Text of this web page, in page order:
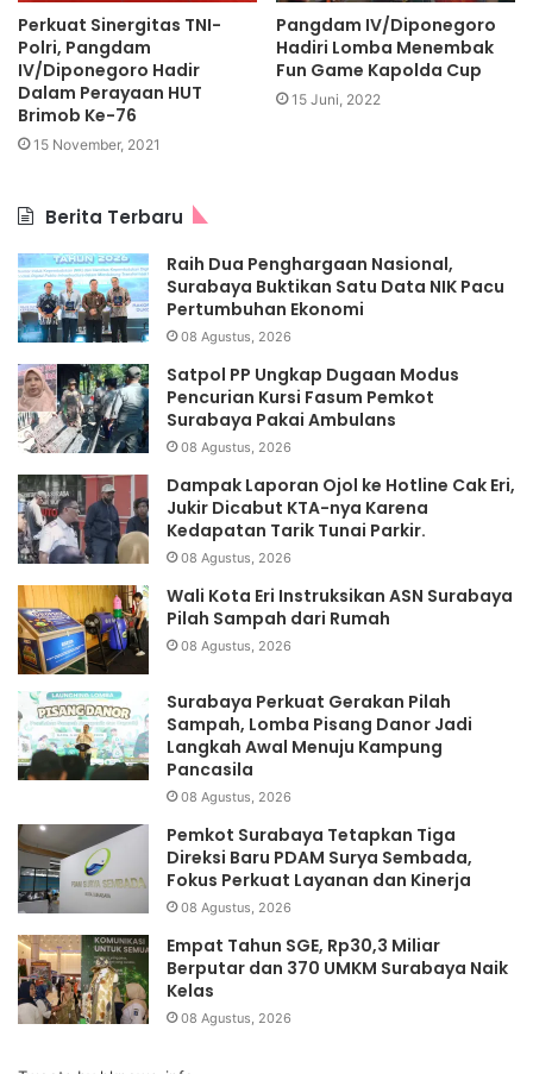
Perkuat Sinergitas TNI-
Polri, Pangdam
IV/Diponegoro Hadir
Dalam Perayaan HUT
Brimob Ke-76
15 November, 2021
Pangdam IV/Diponegoro
Hadiri Lomba Menembak
Fun Game Kapolda Cup
15 Juni, 2022
Berita Terbaru
Raih Dua Penghargaan Nasional,
Surabaya Buktikan Satu Data NIK Pacu
Pertumbuhan Ekonomi
08 Agustus, 2026
Satpol PP Ungkap Dugaan Modus
Pencurian Kursi Fasum Pemkot
Surabaya Pakai Ambulans
08 Agustus, 2026
Dampak Laporan Ojol ke Hotline Cak Eri,
Jukir Dicabut KTA-nya Karena
Kedapatan Tarik Tunai Parkir.
08 Agustus, 2026
Wali Kota Eri Instruksikan ASN Surabaya
Pilah Sampah dari Rumah
08 Agustus, 2026
Surabaya Perkuat Gerakan Pilah
Sampah, Lomba Pisang Danor Jadi
Langkah Awal Menuju Kampung
Pancasila
08 Agustus, 2026
Pemkot Surabaya Tetapkan Tiga
Direksi Baru PDAM Surya Sembada,
Fokus Perkuat Layanan dan Kinerja
08 Agustus, 2026
Empat Tahun SGE, Rp30,3 Miliar
Berputar dan 370 UMKM Surabaya Naik
Kelas
08 Agustus, 2026